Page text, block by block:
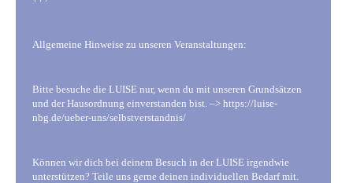
Allgemeine Hinweise zu unseren Veranstaltungen:
Bitte besuche die LUISE nur, wenn du mit unseren Grundsätzen
und der Hausordnung einverstanden bist. –> https://luise-
nbg.de/ueber-uns/selbstverstandnis/
Können wir dich bei deinem Besuch in der LUISE irgendwie
unterstützen? Teile uns gerne deinen individuellen Bedarf mit.